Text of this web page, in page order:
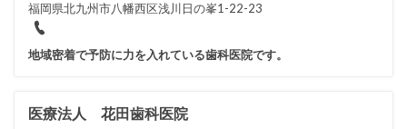
福岡県北九州市八幡西区浅川日の峯1-22-23
地域密着で予防に力を入れている歯科医院です。
医療法人 花田歯科医院